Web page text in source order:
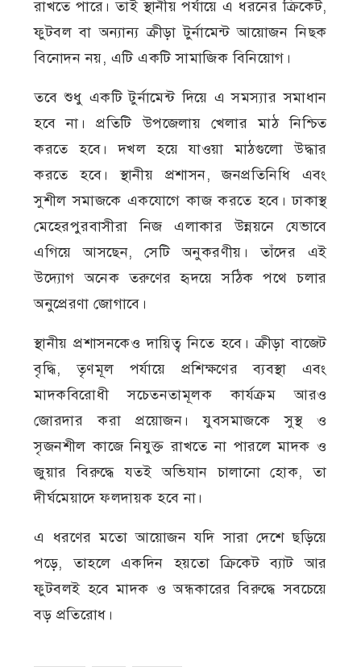
রাখতে পারে। তাই স্থানীয় পর্যায়ে এ ধরনের ক্রিকেট,
ফুটবল বা অন্যান্য ক্রীড়া টুর্নামেন্ট আয়োজন নিছক
বিনোদন নয়, এটি একটি সামাজিক বিনিয়োগ।
তবে শুধু একটি টুর্নামেন্ট দিয়ে এ সমস্যার সমাধান
হবে না। প্রতিটি উপজেলায় খেলার মাঠ নিশ্চিত
করতে হবে। দখল হয়ে যাওয়া মাঠগুলো উদ্ধার
করতে হবে। স্থানীয় প্রশাসন, জনপ্রতিনিধি এবং
সুশীল সমাজকে একযোগে কাজ করতে হবে। ঢাকাস্থ
মেহেরপুরবাসীরা নিজ এলাকার উন্নয়নে যেভাবে
এগিয়ে আসছেন, সেটি অনুকরণীয়। তাঁদের এই
উদ্যোগ অনেক তরুণের হৃদয়ে সঠিক পথে চলার
অনুপ্রেরণা জোগাবে।
স্থানীয় প্রশাসনকেও দায়িত্ব নিতে হবে। ক্রীড়া বাজেট
বৃদ্ধি, তৃণমূল পর্যায়ে প্রশিক্ষণের ব্যবস্থা এবং
মাদকবিরোধী সচেতনতামূলক কার্যক্রম আরও
জোরদার করা প্রয়োজন। যুবসমাজকে সুস্থ ও
সৃজনশীল কাজে নিযুক্ত রাখতে না পারলে মাদক ও
জুয়ার বিরুদ্ধে যতই অভিযান চালানো হোক, তা
দীর্ঘমেয়াদে ফলদায়ক হবে না।
এ ধরণের মতো আয়োজন যদি সারা দেশে ছড়িয়ে
পড়ে, তাহলে একদিন হয়তো ক্রিকেট ব্যাট আর
ফুটবলই হবে মাদক ও অন্ধকারের বিরুদ্ধে সবচেয়ে
বড় প্রতিরোধ।